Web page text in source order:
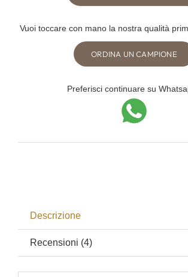
minimal
Vuoi toccare con mano la nostra qualità
ORDINA UN CAMPIONE
Preferisci continuare su
Descrizione
Recensioni (4)